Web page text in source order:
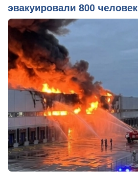
эвакуировали 800 человек